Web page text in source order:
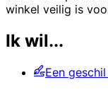
winkel veilig is
Ik wil...
Een